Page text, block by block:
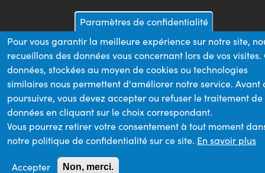
Paramètres de confidentialité
Pour vous garantir la meilleure expérience sur notre site,
recueillons des données vous concernant lors de vos visites.
données, stockées au moyen de cookies ou technologies
similaires nous permettent d'améliorer notre service. Avant
poursuivre, vous devez accepter ou refuser le traitement de
données en cliquant sur le choix correspondant.
Vous pourrez retirer votre consentement à tout moment
notre politique de confidentialité sur ce site. En savoir plus
Accepter Non, merci.